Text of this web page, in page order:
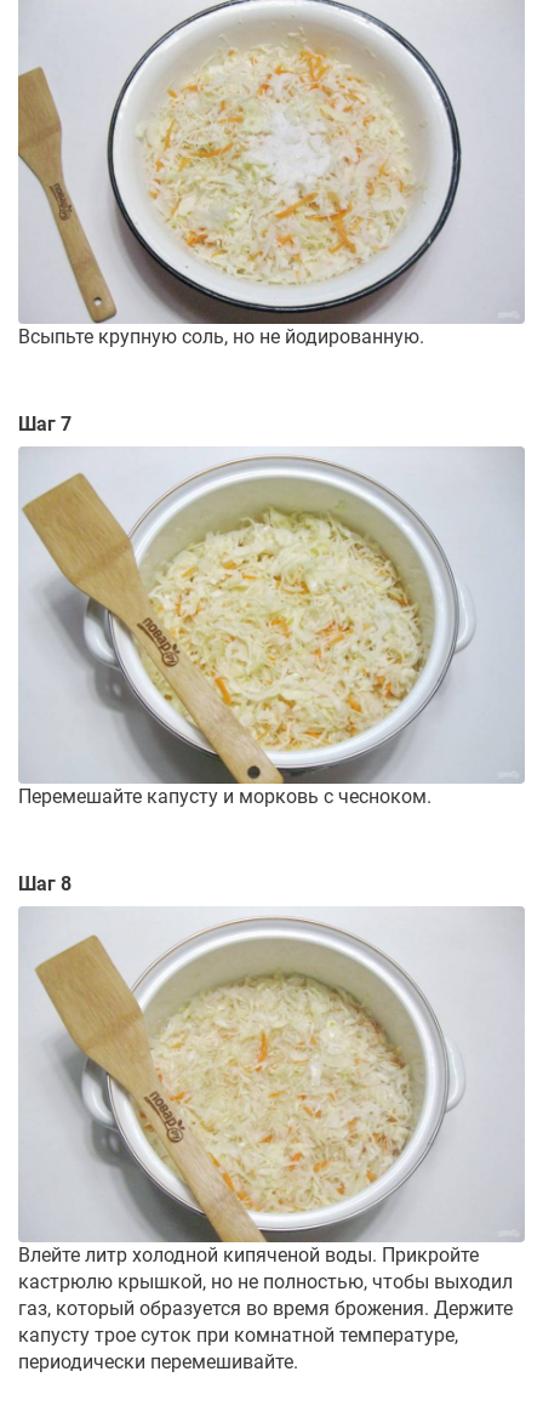
Всыпьте крупную соль, но не йодированную.
Шаг 7
Перемешайте капусту и морковь с чесноком.
Шаг 8
Влейте литр холодной кипяченой воды. Прикройте
кастрюлю крышкой, но не полностью, чтобы выходил
газ, который образуется во время брожения. Держите
капусту трое суток при комнатной температуре,
периодически перемешивайте.